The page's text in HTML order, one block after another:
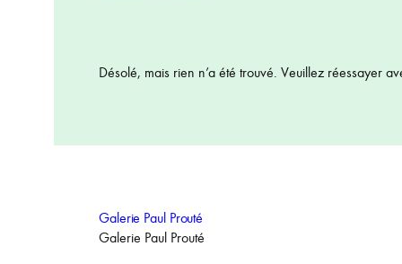
Désolé, mais rien n’a été trouvé. Veuillez réessayer
Galerie Paul Prouté
Galerie Paul Prouté